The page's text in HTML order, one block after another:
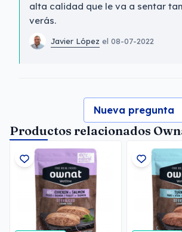
alta calidad que le va a sentar
verás.
Javier López el 08-07-2022
Nueva pregunta
Productos relacionados